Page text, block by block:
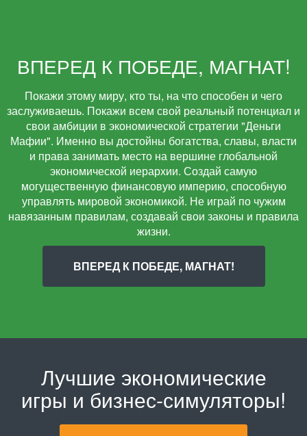
ВПЕРЕД К ПОБЕДЕ, МАГНАТ!
Покажи этому миру, кто ты, на что способен и чего
заслуживаешь. Покажи всем свой реальный потенциал и
свои амбиции в экономической стратегии "Деньги
Мафии". Именно вы достойны богатства, славы, власти
и права занимать место на вершине глобальной
экономической иерархии. Создай самую
могущественную финансовую империю, способную
управлять мировой экономикой. Не играй по чужим
навязанным правилам, создавай свои законы и правила
жизни.
ВПЕРЕД К ПОБЕДЕ, МАГНАТ!
Лучшие экономические
игры и бизнес-симуляторы!